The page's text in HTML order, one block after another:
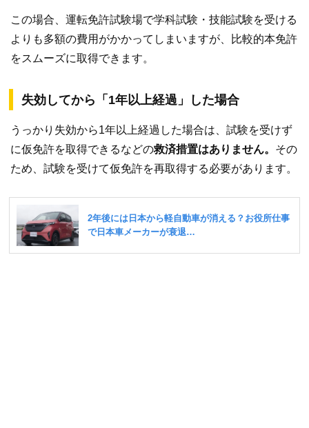
この場合、運転免許試験場で学科試験・技能試験を受ける
よりも多額の費用がかかってしまいますが、比較的本免許
をスムーズに取得できます。
失効してから「1年以上経過」した場合
うっかり失効から1年以上経過した場合は、試験を受けず
に仮免許を取得できるなどの救済措置はありません。 その
ため、試験を受けて仮免許を再取得する必要があります。